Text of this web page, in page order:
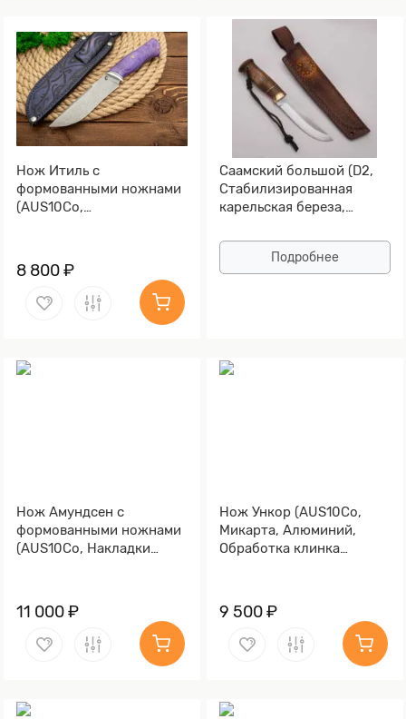
Нож Итиль с
формованными ножнами
(AUS10Co,
Обработка клинка
Stonewash)
8 800 ₽
Саамский большой (D2,
Стабилизированная
карельская береза,
Подробнее
Нож Амундсен с
формованными ножнами
(AUS10Co, Накладки
11 000 ₽
Нож Ункор (AUS10Co,
Микарта, Алюминий,
Обработка клинка
9 500 ₽